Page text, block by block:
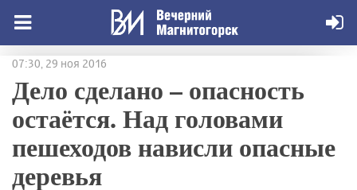
07:30, 29 ноя 2016
Дело сделано – опасность
остаётся. Над головами
пешеходов нависли опасные
деревья